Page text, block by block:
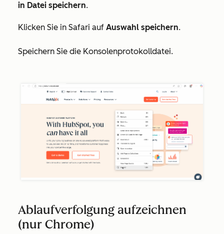
in Datei speichern.
Klicken Sie in Safari auf Auswahl speichern.
Speichern Sie die Konsolenprotokolldatei.
Ablaufverfolgung aufzeichnen
(nur Chrome)